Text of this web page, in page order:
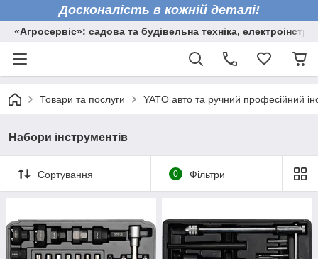
Досконалість в кожній деталі!
«Агросервіс»: садова та будівельна техніка,
Товари та послуги YATO авто та ручний професійний
Набори інструментів
Сортування 0 Фільтри